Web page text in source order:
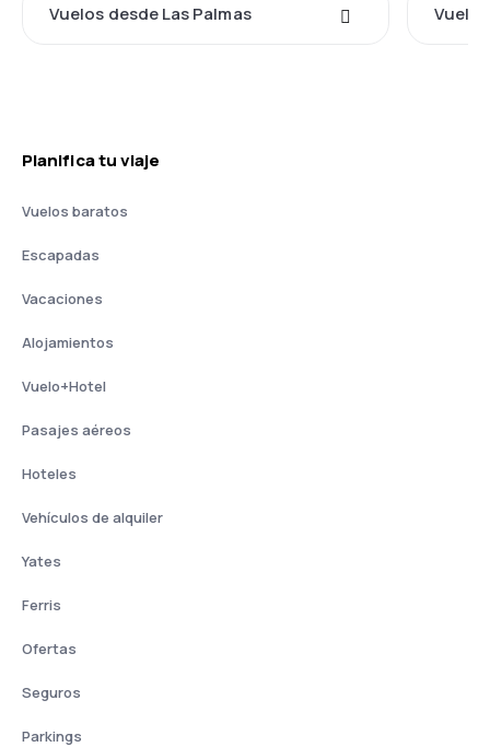
Vuelos desde Las Palmas
Planifica tu viaje
Vuelos baratos
Escapadas
Vacaciones
Alojamientos
Vuelo+Hotel
Pasajes aéreos
Hoteles
Vehículos de alquiler
Yates
Ferris
Ofertas
Seguros
Parkings